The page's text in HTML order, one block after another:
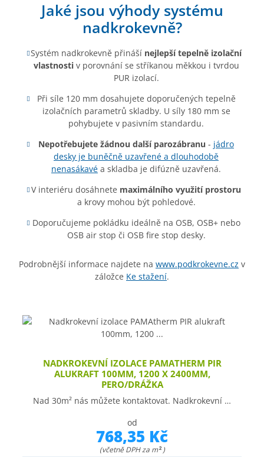
Jaké jsou výhody systému
nadkrokevně?
Systém nadkrokevně přináší nejlepší tepelně izolační
vlastnostiv porovnání se stříkanou měkkou i tvrdou
PUR izolací.
Při síle 120 mm dosahujete doporučených tepelně
izolačních parametrů skladby. U síly 180 mm se
pohybujete v pasivním standardu.
Nepotřebujete žádnou další parozábranu - jádro
desky je buněčně uzavřené a dlouhodobě
nenasákavé a skladba je difúzně uzavřená.
V interiéru dosáhnete maximálního využití prostoru
a krovy mohou být pohledové.
Doporučujeme pokládku ideálně na OSB, OSB+ nebo
OSB air stop či OSB fire stop desky.
Podrobnější informace najdete na www.podkrokevne.cz v
záložce Ke stažení.
NADKROKEVNÍ IZOLACE PAMATHERM PIR
ALUKRAFT 100MM, 1200 X 2400MM,
PERO/DRÁŽKA
Nad 30m² nás můžete kontaktovat. Nadkrokevní …
od
768,35 Kč
(včetně DPH za m 2 )